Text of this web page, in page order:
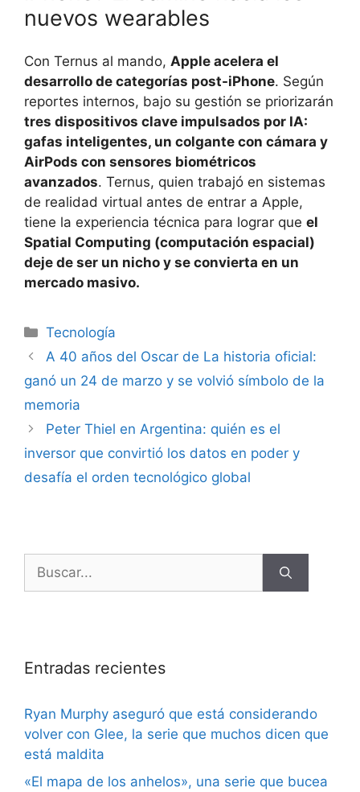
nuevos wearables
Con Ternus al mando, Apple acelera el
desarrollo de categorías post-iPhone. Según
reportes internos, bajo su gestión se priorizarán
tres dispositivos clave impulsados por IA:
gafas inteligentes, un colgante con cámara y
AirPods con sensores biométricos
avanzados. Ternus, quien trabajó en sistemas
de realidad virtual antes de entrar a Apple,
tiene la experiencia técnica para lograr que el
Spatial Computing (computación espacial)
deje de ser un nicho y se convierta en un
mercado masivo.
Tecnología
A 40 años del Oscar de La historia oficial:
ganó un 24 de marzo y se volvió símbolo de la
memoria
Peter Thiel en Argentina: quién es el
inversor que convirtió los datos en poder y
desafía el orden tecnológico global
Entradas recientes
Ryan Murphy aseguró que está considerando
volver con Glee, la serie que muchos dicen que
está maldita
«El mapa de los anhelos», una serie que bucea